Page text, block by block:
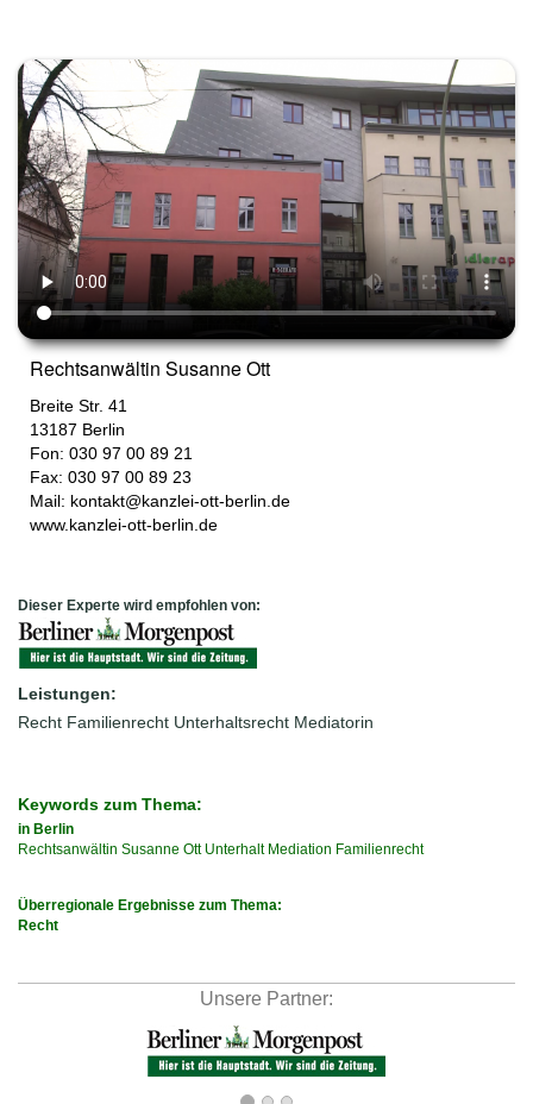
Rechtsanwältin Susanne Ott
Breite Str. 41
13187 Berlin
Fon: 030 97 00 89 21
Fax: 030 97 00 89 23
Mail: kontakt@kanzlei-ott-berlin.de
www.kanzlei-ott-berlin.de
Dieser Experte wird empfohlen von:
Leistungen:
Recht Familienrecht Unterhaltsrecht Mediatorin
Keywords zum Thema:
in Berlin
Rechtsanwältin Susanne Ott Unterhalt Mediation Familienrecht
Überregionale Ergebnisse zum Thema:
Recht
Unsere Partner: